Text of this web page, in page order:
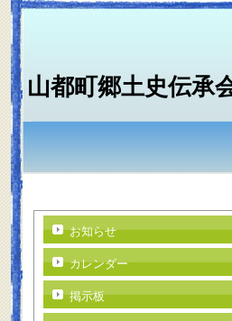
山都町郷土史伝承
お知らせ
カレンダー
掲示板